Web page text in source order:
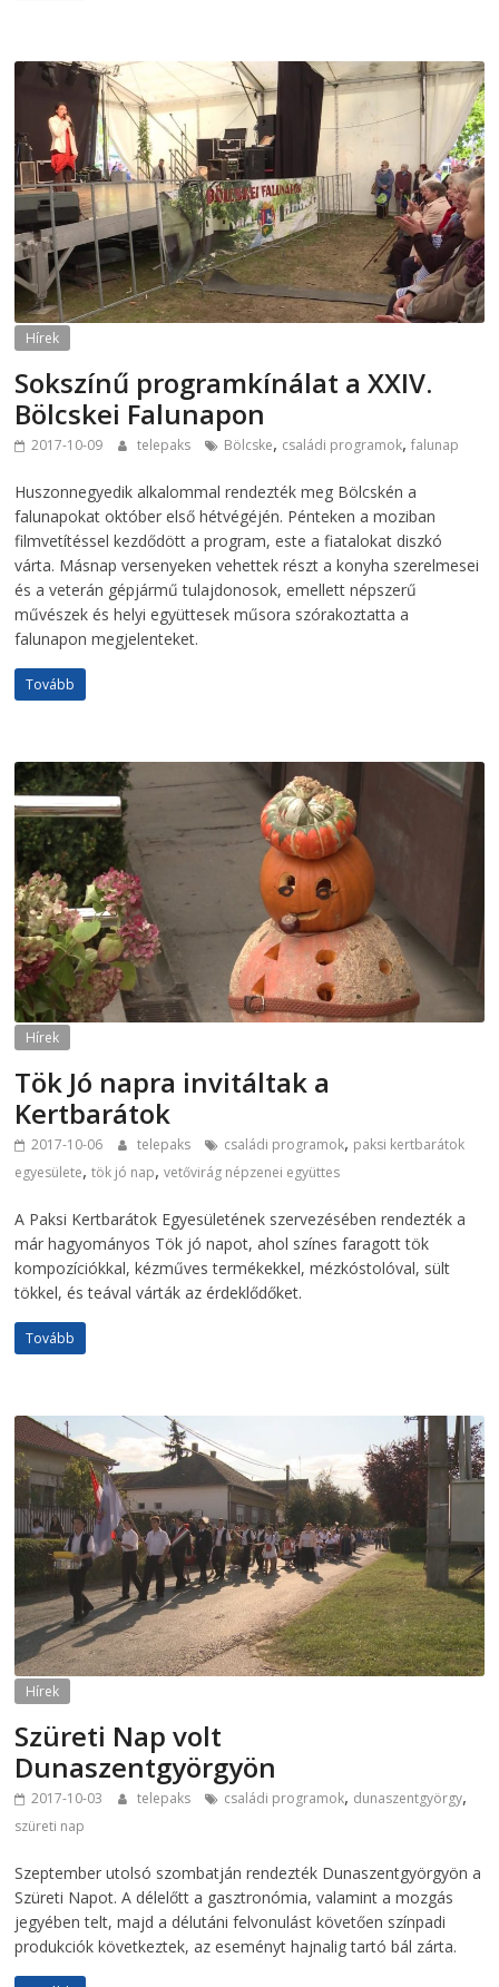
Hírek
Sokszínű programkínálat a XXIV.
Bölcskei Falunapon
2017-10-09 telepaks Bölcske, családi programok,falunap
Huszonnegyedik alkalommal rendezték meg Bölcskén a
falunapokat október első hétvégéjén. Pénteken a moziban
filmvetítéssel kezdődött a program, este a fiatalokat diszkó
várta. Másnap versenyeken vehettek részt a konyha szerelmesei
és a veterán gépjármű tulajdonosok, emellett népszerű
művészek és helyi együttesek műsora szórakoztatta a
falunapon megjelenteket.
Tovább
Hírek
Tök Jó napra invitáltak a
Kertbarátok
2017-10-06 telepaks családi programok, paksi kertbarátok
egyesülete,tök jó nap,vetővirág népzenei együttes
A Paksi Kertbarátok Egyesületének szervezésében rendezték a
már hagyományos Tök jó napot, ahol színes faragott tök
kompozíciókkal, kézműves termékekkel, mézkóstolóval, sült
tökkel, és teával várták az érdeklődőket.
Tovább
Hírek
Szüreti Nap volt
Dunaszentgyörgyön
2017-10-03 telepaks családi programok, dunaszentgyörgy,
szüreti nap
Szeptember utolsó szombatján rendezték Dunaszentgyörgyön a
Szüreti Napot. A délelőtt a gasztronómia, valamint a mozgás
jegyében telt, majd a délutáni felvonulást követően színpadi
produkciók következtek, az eseményt hajnalig tartó bál zárta.